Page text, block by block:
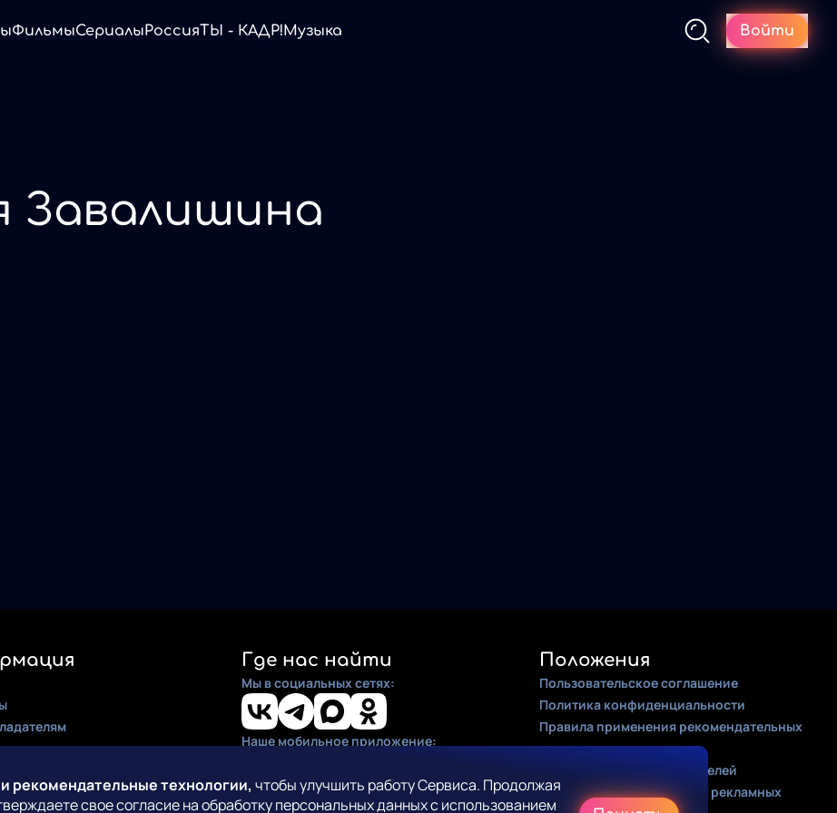
ФильмыСериалыРоссияТЫ - КАДР!Музыка Войти
Завалишина
рекомендательные технологии, чтобы улучшить работу Сервиса. Продолжая
свое согласие на обработку персональных данных с использованием
Где нас найти
Мы в социальных сетях:
Наше мобильное приложение:
Положения
Пользовательское соглашение
Политика конфиденциальности
Правила применения рекомендательных
алгоритмов
Оферта для правообладателей
Соглашение на получение рекламных